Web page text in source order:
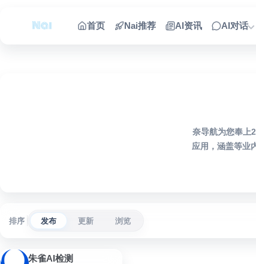
首页
Nai推荐 AI资讯 AI对话
奈导航为您奉上
应用，涵盖等业
排序 发布 更新 浏览
朱雀AI检测